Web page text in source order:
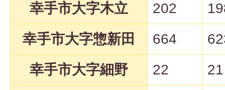
幸手市大字木立
202
幸手市大字惣新田
664
幸手市大字細野
22
21